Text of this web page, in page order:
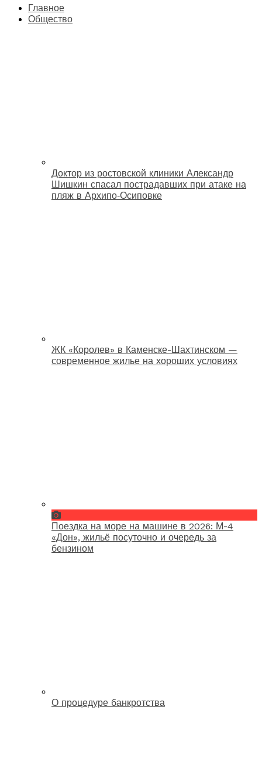
Главное
Общество
Доктор из ростовской клиники Александр
Шишкин спасал пострадавших при атаке на
пляж в Архипо‑Осиповке
ЖК «Королев» в Каменске-Шахтинском —
современное жилье на хороших условиях
Поездка на море на машине в 2026: М-4
«Дон», жильё посуточно и очередь за
бензином
О процедуре банкротства